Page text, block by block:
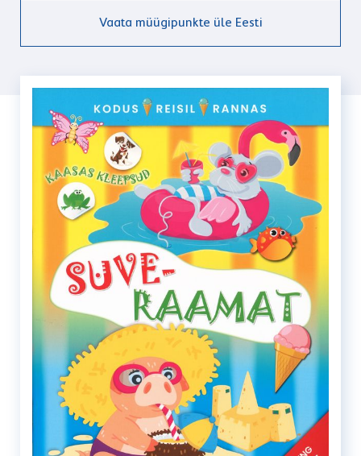
Vaata müügipunkte üle Eesti